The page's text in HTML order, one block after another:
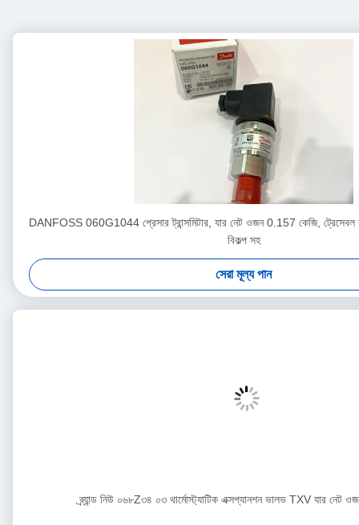
DANFOSS 060G1044 প্রেসার ট্রান্সমিটার, যার নেট ওজন 0.157 কেজি, ট্রেসেবল
বিকল্প সহ
সেরা মূল্য পান
ব্র্যান্ড নিউ ০৬৮Z৩৪ ০৩ থার্মোস্ট্যাটিক এক্সপ্যানশন ভালভ TXV যার নেট